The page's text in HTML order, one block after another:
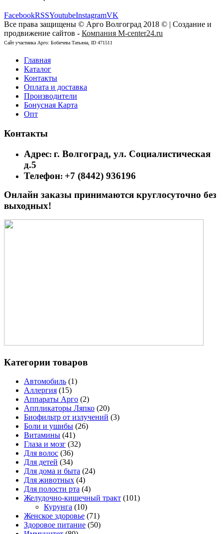
FacebookRSSYoutubeInstagramVK
Все права защищены © Арго Волгоград 2018 © | Создание и
продвижение сайтов - Компания M-center24.ru
Сайт участника Арго: Бобичева Татьяна, ID 471511
Главная
Каталог
Контакты
Оплата и доставка
Производители
Бонусная Карта
Опт
Контакты
Адрес: г. Волгоград, ул. Социалистическая
д.5
Телефон: +7 (8442) 936196
Онлайн заказы принимаются круглосуточно без
выходных!
Категории товаров
Автомобиль (1)
Аллергия (15)
Аппараты Арго (2)
Аппликаторы Ляпко (20)
Биофильтр от излучений (3)
Боли и ушибы (26)
Витамины (41)
Глаза и мозг (32)
Для волос (36)
Для детей (34)
Для дома и быта (24)
Для животных (4)
Для полости рта (4)
Желудочно-кишечный тракт (101)
Курунга (10)
Женское здоровье (71)
Здоровое питание (50)